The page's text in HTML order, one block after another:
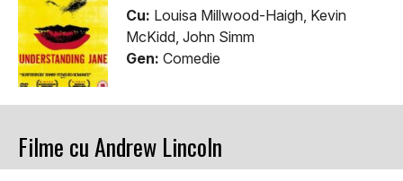
Cu: Louisa Millwood-Haigh, Kevin
McKidd, John Simm
Gen: Comedie
Filme cu Andrew Lincoln